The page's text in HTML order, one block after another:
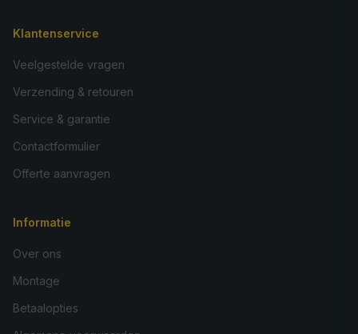
Klantenservice
Veelgestelde vragen
Verzending & retouren
Service & garantie
Contactformulier
Offerte aanvragen
Informatie
Over ons
Montage
Betaalopties